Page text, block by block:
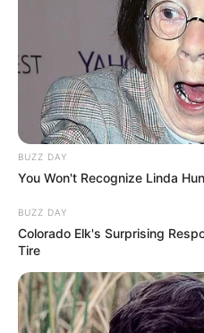
BUZZ DAY
You Won't Recognize Linda
BUZZ DAY
Colorado Elk's Surprising
Tire